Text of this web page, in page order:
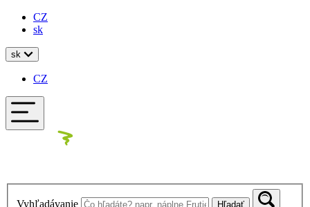
CZ
sk
sk
CZ
Vyhľadávanie Hľadať